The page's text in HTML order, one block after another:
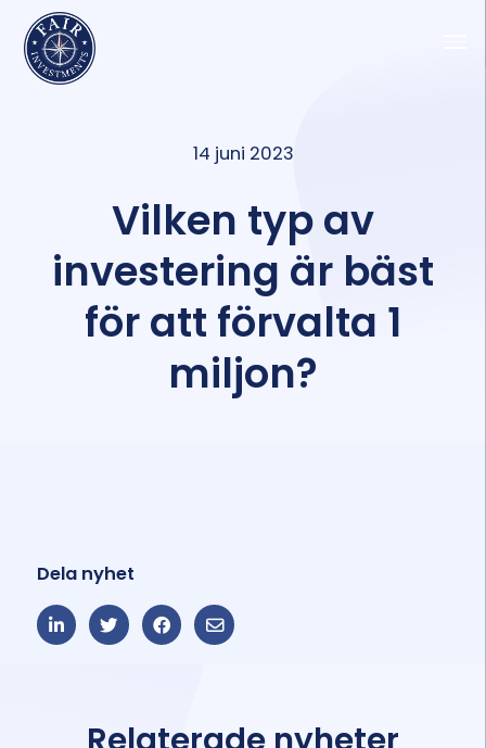
14 juni 2023
Vilken typ av
investering är bäst
för att förvalta 1
miljon?
Dela nyhet